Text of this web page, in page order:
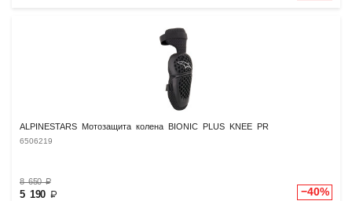
ALPINESTARS Мотозащита колена BIONIC PLUS KNEE PR
6506219
8 650₽
5 190 ₽ −40%